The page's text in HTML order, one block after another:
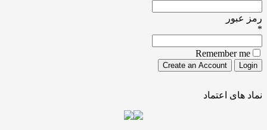
رمز عبور
*
Remember me
نماد های اعتماد